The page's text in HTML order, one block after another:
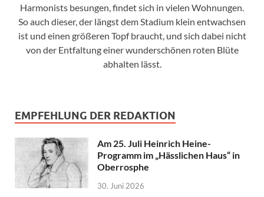
Harmonists besungen, findet sich in vielen Wohnungen.
So auch dieser, der längst dem Stadium klein entwachsen
ist und einen größeren Topf braucht, und sich dabei nicht
von der Entfaltung einer wunderschönen roten Blüte
abhalten lässt.
EMPFEHLUNG DER REDAKTION
Am 25. Juli Heinrich Heine-
Programm im „Hässlichen Haus“ in
Oberrosphe
30. Juni 2026